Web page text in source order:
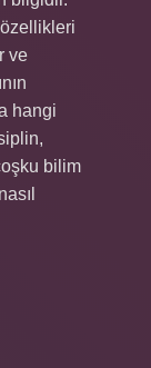
ve
hangi
bilim